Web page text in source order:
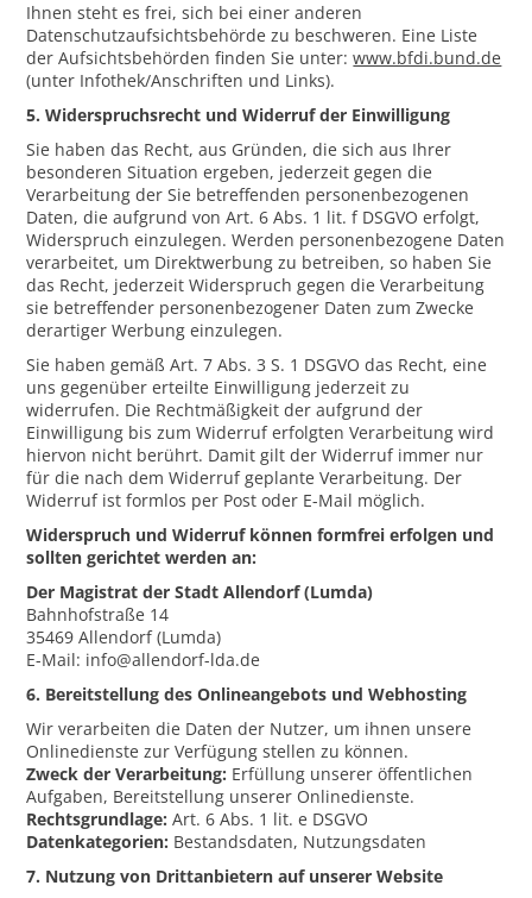
Ihnen steht es frei, sich bei einer anderen
Datenschutzaufsichtsbehörde zu beschweren. Eine Liste
der Aufsichtsbehörden finden Sie unter:www.bfdi.bund.de
(unter Infothek/Anschriften und Links).
5. Widerspruchsrecht und Widerruf der Einwilligung
Sie haben das Recht, aus Gründen, die sich aus Ihrer
besonderen Situation ergeben, jederzeit gegen die
Verarbeitung der Sie betreffenden personenbezogenen
Daten, die aufgrund von Art. 6 Abs. 1 lit. f DSGVO erfolgt,
Widerspruch einzulegen. Werden personenbezogene Daten
verarbeitet, um Direktwerbung zu betreiben, so haben Sie
das Recht, jederzeit Widerspruch gegen die Verarbeitung
sie betreffender personenbezogener Daten zum Zwecke
derartiger Werbung einzulegen.
Sie haben gemäß Art. 7 Abs. 3 S. 1 DSGVO das Recht, eine
uns gegenüber erteilte Einwilligung jederzeit zu
widerrufen. Die Rechtmäßigkeit der aufgrund der
Einwilligung bis zum Widerruf erfolgten Verarbeitung wird
hiervon nicht berührt. Damit gilt der Widerruf immer nur
für die nach dem Widerruf geplante Verarbeitung. Der
Widerruf ist formlos per Post oder E-Mail möglich.
Widerspruch und Widerruf können formfrei erfolgen und
sollten gerichtet werden an:
Der Magistrat der Stadt Allendorf (Lumda)
Bahnhofstraße 14
35469 Allendorf (Lumda)
E-Mail: info@allendorf-lda.de
6. Bereitstellung des Onlineangebots und Webhosting
Wir verarbeiten die Daten der Nutzer, um ihnen unsere
Onlinedienste zur Verfügung stellen zu können.
Zweck der Verarbeitung: Erfüllung unserer öffentlichen
Aufgaben, Bereitstellung unserer Onlinedienste.
Rechtsgrundlage: Art. 6 Abs. 1 lit. e DSGVO
Datenkategorien: Bestandsdaten, Nutzungsdaten
7. Nutzung von Drittanbietern auf unserer Website